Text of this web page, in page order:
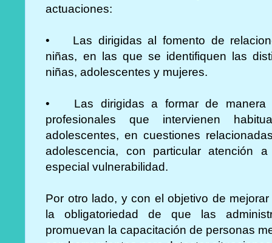
actuaciones:
•
Las dirigidas al fomento de
niñas, en las que se identifiquen las
niñas, adolescentes y mujeres.
•
Las dirigidas a formar de
profesionales que intervienen
adolescentes, en cuestiones
adolescencia, con particular atención
especial vulnerabilidad.
Por otro lado, y con el objetivo de
la obligatoriedad de que las
promuevan la capacitación de personas